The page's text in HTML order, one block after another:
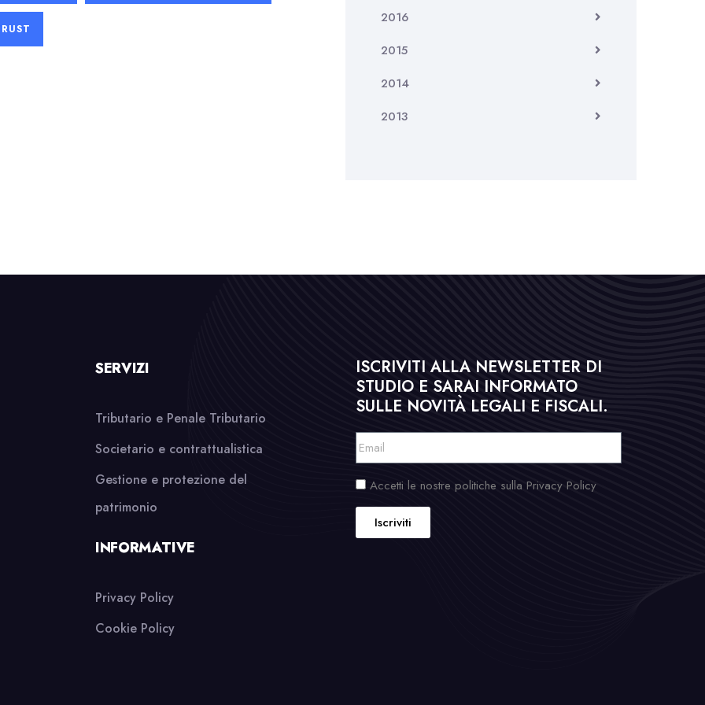
2016
2015
2014
2013
SERVIZI
Tributario e Penale Tributario
Societario e contrattualistica
Gestione e protezione del
patrimonio
INFORMATIVE
Privacy Policy
Cookie Policy
ISCRIVITI ALLA NEWSLETTER DI
STUDIO E SARAI INFORMATO
SULLE NOVITÀ LEGALI E FISCALI.
Accetti le nostre politiche sulla Privacy Policy
Iscriviti